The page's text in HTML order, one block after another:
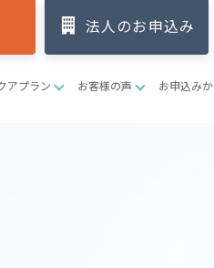
法人のお申込み
アプラン お客様の声 お申込み